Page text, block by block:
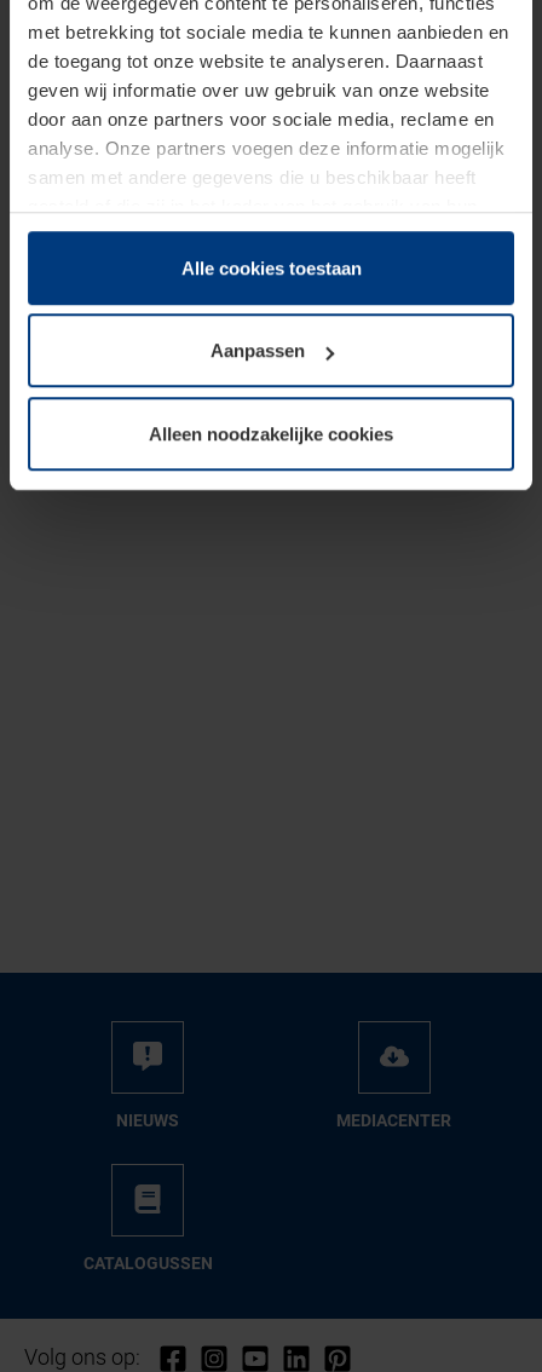
met betrekking tot sociale media te kunnen aanbieden en
de toegang tot onze website te analyseren. Daarnaast
geven wij informatie over uw gebruik van onze website
door aan onze partners voor sociale media, reclame en
analyse. Onze partners voegen deze informatie mogelijk
samen met andere gegevens die u beschikbaar heeft
dienstverlening hebben verzameld.
Juridisch zijn wij gerechtigd om cookies op uw computer
onze pagina's absoluut noodzakelijk is. Voor alle andere
soorten cookies is uw toestemming vereist. Uw
toestemming kunt u op elk moment bij de uitleg van de
wijzigen of herroepen.
Alle cookies toestaan
Aanpassen
Alleen noodzakelijke cookies
NIEUWS ME­DIA­CEN­TER
CA­TA­LO­GUS­SEN
Volg ons op: